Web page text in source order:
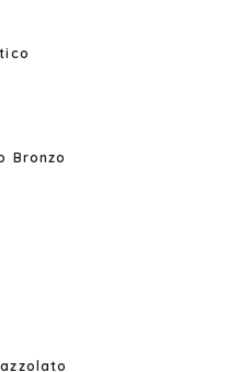
Bronzo